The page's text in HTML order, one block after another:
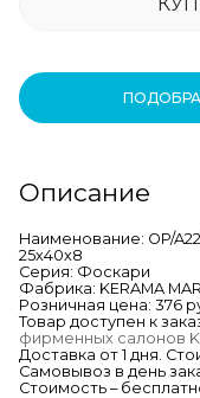
Описание
Наименование: OP/
25х40х8
Серия: Фоскари
Фабрика: KERAMA
Розничная цена: 376
Товар доступен к
фирменных салонов
Доставка от 1 дня.
Самовывоз в день
Стоимость –